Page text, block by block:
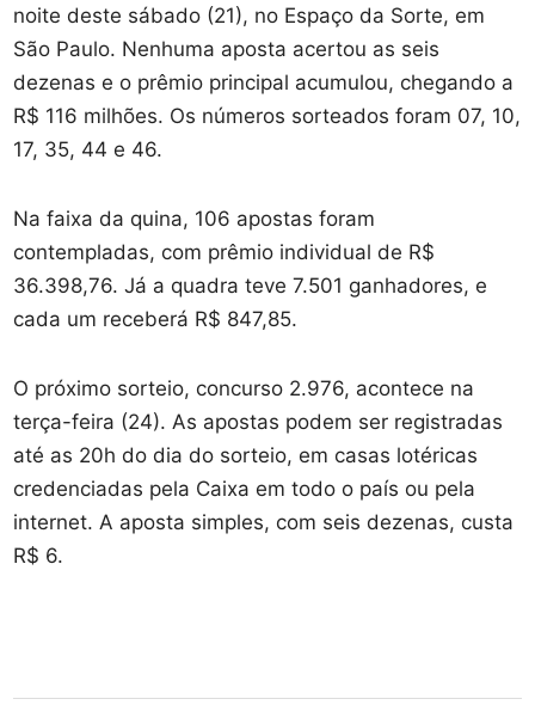
noite deste sábado (21), no Espaço da Sorte, em
São Paulo. Nenhuma aposta acertou as seis
dezenas e o prêmio principal acumulou, chegando a
R$ 116 milhões. Os números sorteados foram 07, 10,
17, 35, 44 e 46.
Na faixa da quina, 106 apostas foram
contempladas, com prêmio individual de R$
36.398,76. Já a quadra teve 7.501 ganhadores, e
cada um receberá R$ 847,85.
O próximo sorteio, concurso 2.976, acontece na
terça-feira (24). As apostas podem ser registradas
até as 20h do dia do sorteio, em casas lotéricas
credenciadas pela Caixa em todo o país ou pela
internet. A aposta simples, com seis dezenas, custa
R$ 6.